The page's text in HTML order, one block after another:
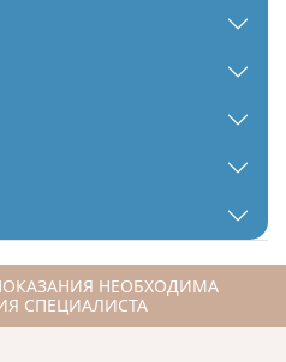
НЕОБХОДИМА
СПЕЦИАЛИСТА